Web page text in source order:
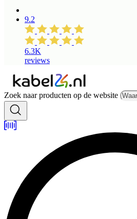
9.2
6.3K
reviews
Zoek naar producten op de website